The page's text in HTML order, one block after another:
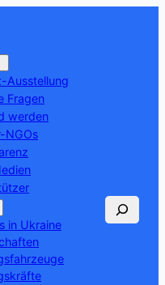
Ausstellung
Fragen
werden
NGOs
in Ukraine
Suchen